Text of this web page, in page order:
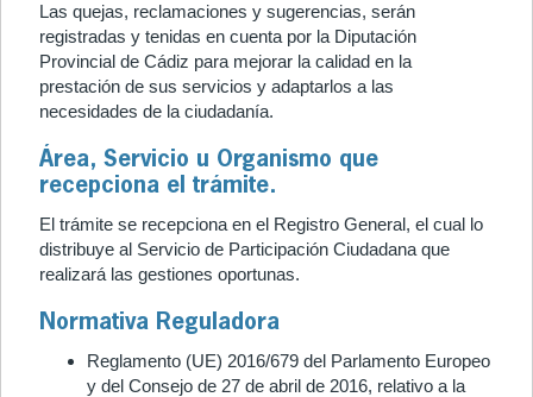
Las quejas, reclamaciones y sugerencias, serán
registradas y tenidas en cuenta por la Diputación
Provincial de Cádiz para mejorar la calidad en la
prestación de sus servicios y adaptarlos a las
necesidades de la ciudadanía.
Área, Servicio u Organismo que
recepciona el trámite.
El trámite se recepciona en el Registro General, el cual lo
distribuye al Servicio de Participación Ciudadana que
realizará las gestiones oportunas.
Normativa Reguladora
Reglamento (UE) 2016/679 del Parlamento Europeo
y del Consejo de 27 de abril de 2016, relativo a la